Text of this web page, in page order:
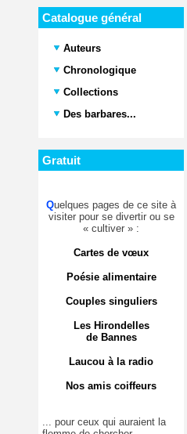
Catalogue général
Auteurs
Chronologique
Collections
Des barbares...
Gratuit
Quelques pages de ce site à
visiter pour se divertir ou se
« cultiver » :
Cartes de vœux
Poésie alimentaire
Couples singuliers
Les Hirondelles
de Bannes
Laucou à la radio
Nos amis coiffeurs
... pour ceux qui auraient la